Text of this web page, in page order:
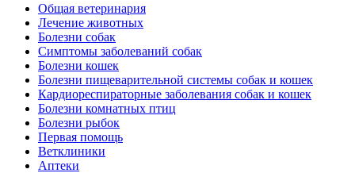
Общая ветеринария
Лечение животных
Болезни собак
Симптомы заболеваний собак
Болезни кошек
Болезни пищеварительной системы собак и кошек
Кардиореспираторные заболевания собак и кошек
Болезни комнатных птиц
Болезни рыбок
Первая помощь
Ветклиники
Аптеки